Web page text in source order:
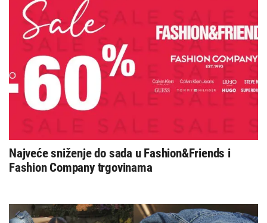
Najveće sniženje do sada u Fashion&Friends i
Fashion Company trgovinama